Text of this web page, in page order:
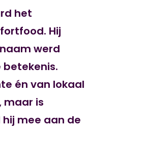
het
Hij
werd
én van lokaal
maar is
mee aan de